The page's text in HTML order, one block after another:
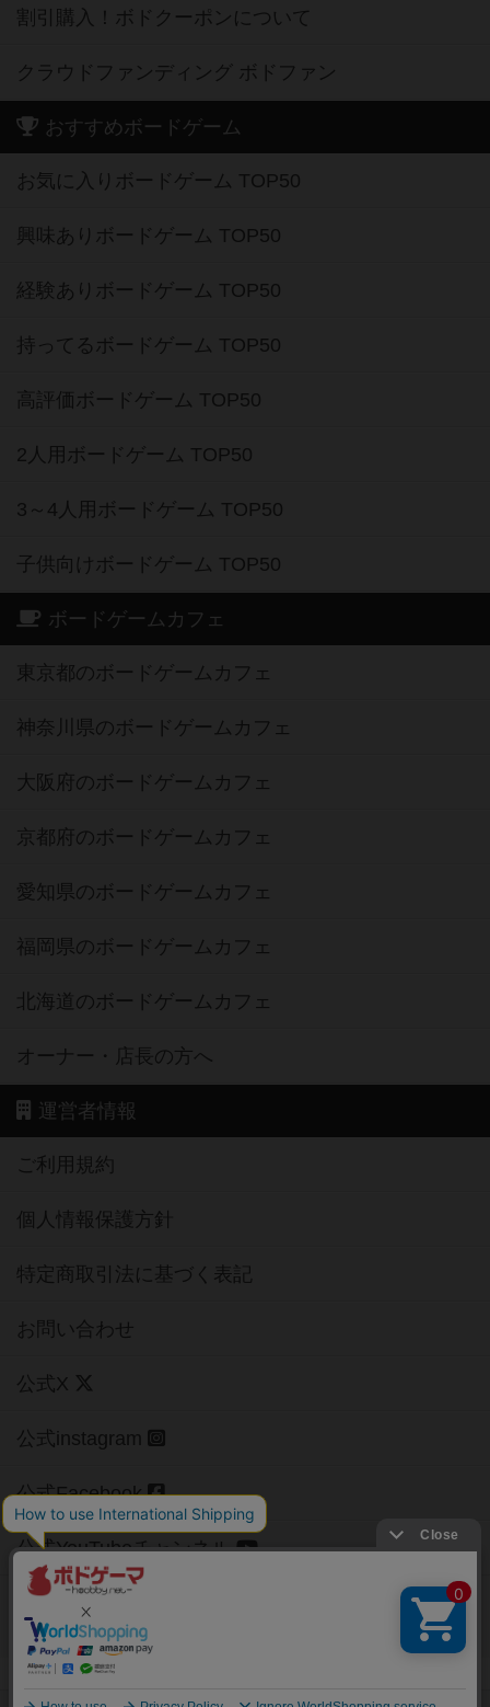
割引購入！ボドクーポンについて
クラウドファンディング ボドファン
おすすめボードゲーム
お気に入りボードゲーム TOP50
興味ありボードゲーム TOP50
経験ありボードゲーム TOP50
持ってるボードゲーム TOP50
高評価ボードゲーム TOP50
2人用ボードゲーム TOP50
3～4人用ボードゲーム TOP50
子供向けボードゲーム TOP50
ボードゲームカフェ
東京都のボードゲームカフェ
神奈川県のボードゲームカフェ
大阪府のボードゲームカフェ
京都府のボードゲームカフェ
愛知県のボードゲームカフェ
福岡県のボードゲームカフェ
北海道のボードゲームカフェ
オーナー・店長の方へ
運営者情報
ご利用規約
個人情報保護方針
特定商取引法に基づく表記
お問い合わせ
公式X
公式instagram
公式Facebook
公式YouTubeチャンネル